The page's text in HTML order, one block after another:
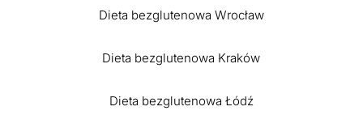
Dieta bezglutenowa Wrocław
Dieta bezglutenowa Kraków
Dieta bezglutenowa Łódź